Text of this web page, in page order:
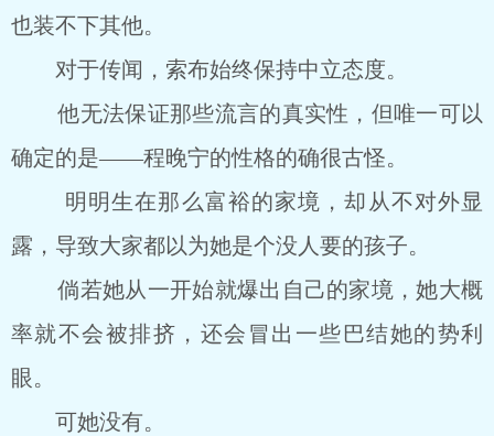
也装不下其他。
对于传闻，索布始终保持中立态度。
他无法保证那些流言的真实性，但唯一可以
确定的是――程晚宁的性格的确很古怪。
明明生在那么富裕的家境，却从不对外显
露，导致大家都以为她是个没人要的孩子。
倘若她从一开始就爆出自己的家境，她大概
率就不会被排挤，还会冒出一些巴结她的势利
眼。
可她没有。